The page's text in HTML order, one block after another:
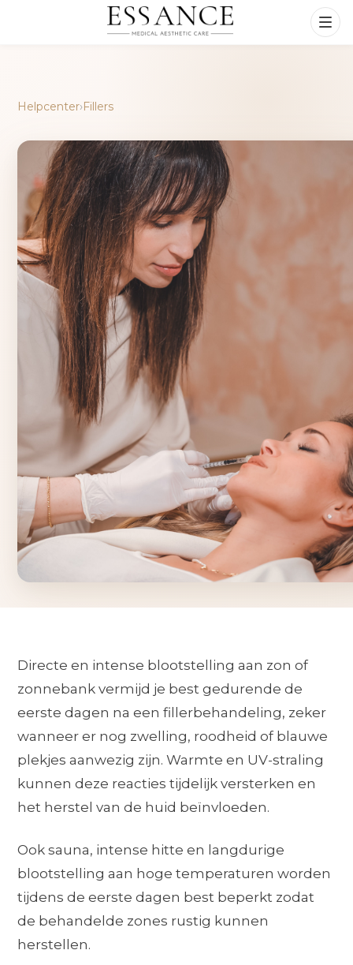
Helpcenter›Fillers
Directe en intense blootstelling aan zon of
zonnebank vermijd je best gedurende de
eerste dagen na een fillerbehandeling, zeker
wanneer er nog zwelling, roodheid of blauwe
plekjes aanwezig zijn. Warmte en UV-straling
kunnen deze reacties tijdelijk versterken en
het herstel van de huid beïnvloeden.
Ook sauna, intense hitte en langdurige
blootstelling aan hoge temperaturen worden
tijdens de eerste dagen best beperkt zodat
de behandelde zones rustig kunnen
herstellen.